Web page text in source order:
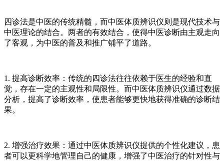
四诊法是中医的传统精髓，而中医体质辨识仪则是现代技术与
中医理论的结合。两者的有效结合，使得中医诊断由主观走向
了客观，为中医的普及和推广铺平了道路。
1. 提高诊断效率：传统的四诊法往往依赖于医生的经验和直
觉，存在一定的主观性和局限性。而中医体质辨识仪通过数据
分析，提高了诊断效率，使患者能够更快地获得准确的诊断结
果。
2. 增强治疗效果：通过中医体质辨识仪提供的个性化建议，患
者可以更科学地管理自己的健康，增强了中医治疗的针对性与